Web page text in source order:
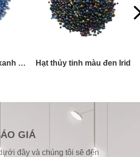
xanh
GIÁ
đây và chúng tôi sẽ đến